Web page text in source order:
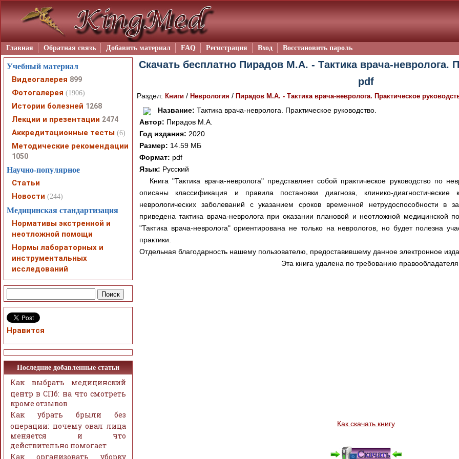
Главная Обратная связь Добавить материал FAQ Регистрация Вход Восстановить пароль
Скачать бесплатно Пирадов М.А. - Тактика врача-невролога.
pdf
Раздел: Книги / Неврология / Пирадов М.А. - Тактика врача-невролога. Практическое
Название: Тактика врача-невролога. Практическое руководство.
Автор: Пирадов М.А.
Год издания: 2020
Размер: 14.59 МБ
Формат: pdf
Язык: Русский
Книга "Тактика врача-невролога" представляет собой практическое руководство по
описаны классификация и правила постановки диагноза, клинико-
неврологических заболеваний с указанием сроков временной нетрудоспособности в
приведена тактика врача-невролога при оказании плановой и неотложной медицинской
"Тактика врача-невролога" ориентирована не только на неврологов, но будет полезна
практики.
Отдельная благодарность нашему пользователю, предоставившему данное электронное
Эта книга удалена по требованию правообладателя
Как скачать книгу
Учебный материал
Видеогалерея 899
Фотогалерея (1906)
Истории болезней 1268
Лекции и презентации 2474
Аккредитационные тесты (6)
Методические рекомендации
1050
Научно-популярное
Статьи
Новости (244)
Медицинская стандартизация
Нормативы экстренной и
неотложной помощи
Нормы лабораторных и
инструментальных
исследований
Нравится
Последние добавленные статьи
Как выбрать медицинский
центр в СПб: на что смотреть
кроме отзывов
Как убрать брыли без
операции: почему овал лица
меняется и что
действительно помогает
Как организовать уборку